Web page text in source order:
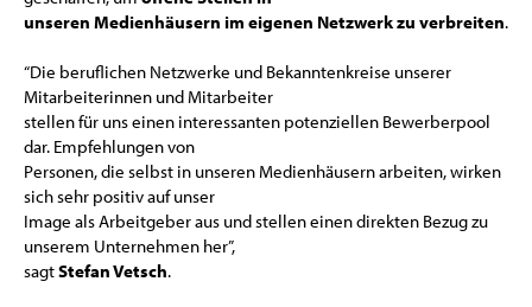
unseren Medienhäusern im eigenen Netzwerk zu verbreiten.
“Die beruflichen Netzwerke und Bekanntenkreise unserer
Mitarbeiterinnen und Mitarbeiter
stellen für uns einen interessanten potenziellen Bewerberpool
dar. Empfehlungen von
Personen, die selbst in unseren Medienhäusern arbeiten, wirken
sich sehr positiv auf unser
Image als Arbeitgeber aus und stellen einen direkten Bezug zu
unserem Unternehmen her”,
sagtStefan Vetsch.